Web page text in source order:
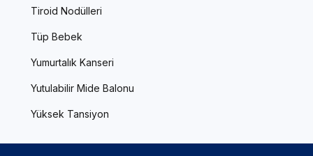
Tiroid Nodülleri
Tüp Bebek
Yumurtalık Kanseri
Yutulabilir Mide Balonu
Yüksek Tansiyon